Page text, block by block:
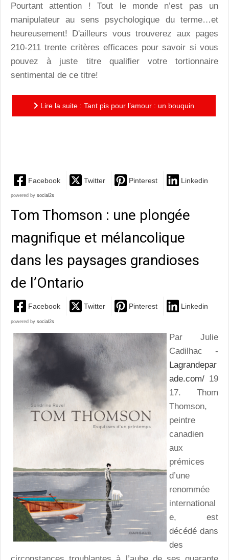
Pourtant attention ! Tout le monde n’est pas un
manipulateur au sens psychologique du terme…et
heureusement! D'ailleurs vous trouverez aux pages
210-211 trente critères efficaces pour savoir si vous
pouvez à juste titre qualifier votre tortionnaire
sentimental de ce titre!
Lire la suite : Tant pis pour l’amour : un bouquin
Facebook Twitter Pinterest Linkedin
powered by social2s
Tom Thomson : une plongée
magnifique et mélancolique
dans les paysages grandioses
de l’Ontario
Facebook Twitter Pinterest Linkedin
powered by social2s
Par Julie
Cadilhac -
Lagrandepar
ade.com/ 19
17. Thom
Thomson,
peintre
canadien
aux
prémices
d’une
renommée
international
e, est
décédé dans
des